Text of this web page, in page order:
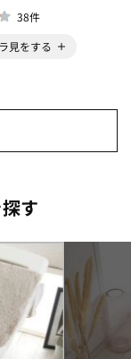
38件
見をする
す